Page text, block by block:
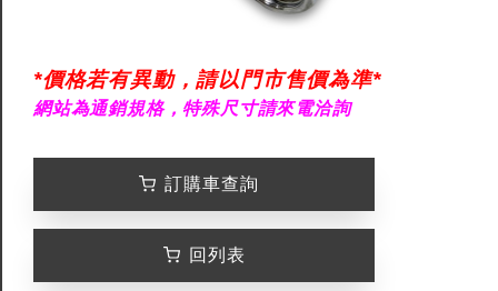
*價格若有異動，請以門市售價為準*
網站為通銷規格，特殊尺寸請來電洽詢
訂購車查詢
回列表